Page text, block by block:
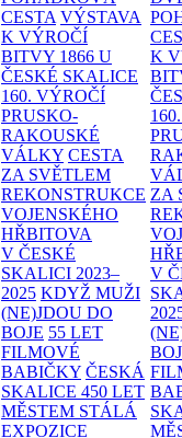
CESTA VÝSTAVA
K VÝROČÍ
BITVY 1866 U
ČESKÉ SKALICE
160. VÝROČÍ
PRUSKO-
RAKOUSKÉ
VÁLKY CESTA
ZA SVĚTLEM
REKONSTRUKCE
VOJENSKÉHO
HŘBITOVA
V ČESKÉ
SKALICI 2023–
2025 KDYŽ MUŽI
(NE)JDOU DO
BOJE 55 LET
FILMOVÉ
BABIČKY ČESKÁ
SKALICE 450 LET
MĚSTEM STÁLÁ
EXPOZICE
K
ZA
V